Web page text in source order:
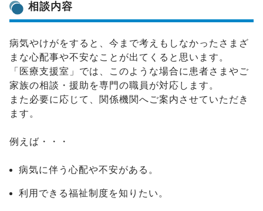
相談内容
病気やけがをすると、今まで考えもしなかったさまざ
まな心配事や不安なことが出てくると思います。
「医療支援室」では、このような場合に患者さまやご
家族の相談・援助を専門の職員が対応します。
また必要に応じて、関係機関へご案内させていただき
ます。
例えば・・・
病気に伴う心配や不安がある。
利用できる福祉制度を知りたい。